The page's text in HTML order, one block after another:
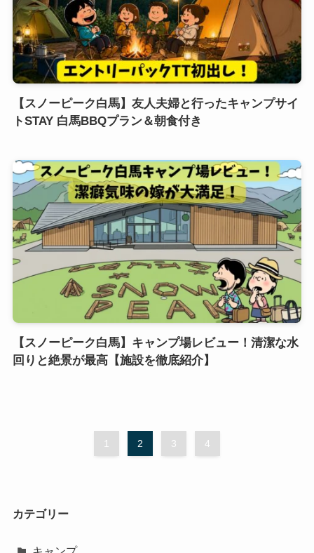
【スノーピーク白馬】友人夫婦と行ったキャンプサイ
トSTAY 白馬BBQプラン＆朝食付き
【スノーピーク白馬】キャンプ場レビュー！清潔な水
回りと絶景が最高【施設を徹底紹介】
1 2 3 4
カテゴリー